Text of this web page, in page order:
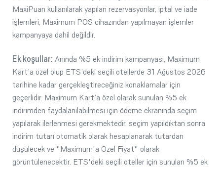
MaxiPuan kullanılarak yapılan rezervasyonlar, iptal ve iade
işlemleri, Maximum POS cihazından yapılmayan işlemler
kampanyaya dahil değildir.
Ek koşullar: Anında %5 ek indirim kampanyası, Maximum
Kart’a özel olup ETS’deki seçili otellerde 31 Ağustos 2026
tarihine kadar gerçekleştireceğiniz konaklamalar için
geçerlidir. Maximum Kart’a özel olarak sunulan %5 ek
indirimden faydalanılabilmesi için ödeme ekranında seçim
yapılarak ilerlenmesi gerekmektedir, seçim yapıldıktan sonra
indirim tutarı otomatik olarak hesaplanarak tutardan
düşülecek ve "Maximum'a Özel Fiyat" olarak
görüntülenecektir. ETS'deki seçili oteller için sunulan %5 ek